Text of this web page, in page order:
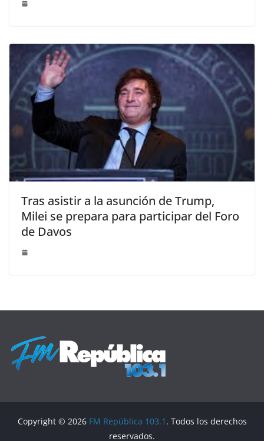
Tras asistir a la asunción de Trump,
Milei se prepara para participar del Foro
de Davos
Copyright © 2026 FM República 103.1 . Todos los derechos
reservados.